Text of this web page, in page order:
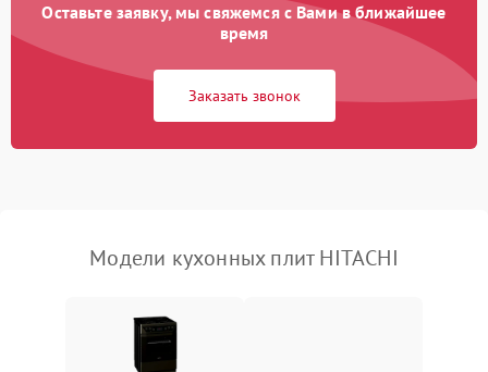
Оставьте заявку, мы свяжемся с Вами в ближайшее
время
Заказать звонок
Модели кухонных плит HITACHI